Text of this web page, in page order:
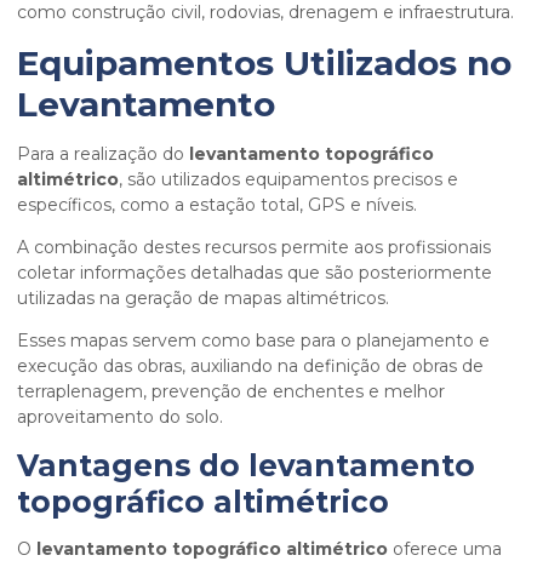
como construção civil, rodovias, drenagem e infraestrutura.
Equipamentos Utilizados no
Levantamento
Para a realização do levantamento topográfico
altimétrico, são utilizados equipamentos precisos e
específicos, como a estação total, GPS e níveis.
A combinação destes recursos permite aos profissionais
coletar informações detalhadas que são posteriormente
utilizadas na geração de mapas altimétricos.
Esses mapas servem como base para o planejamento e
execução das obras, auxiliando na definição de obras de
terraplenagem, prevenção de enchentes e melhor
aproveitamento do solo.
Vantagens do levantamento
topográfico altimétrico
O levantamento topográfico altimétrico oferece uma